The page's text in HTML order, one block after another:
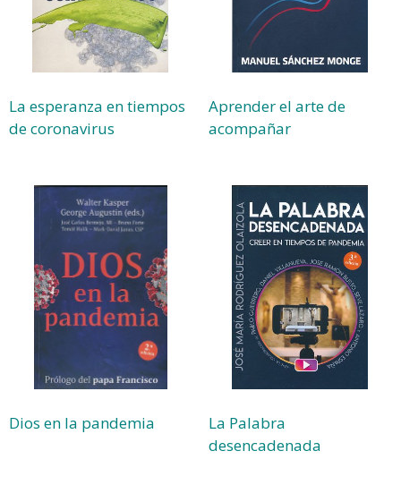
La esperanza en tiempos
de coronavirus
Aprender el arte de
acompañar
Dios en la pandemia
La Palabra
desencadenada